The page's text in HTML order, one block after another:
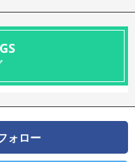
ォロー